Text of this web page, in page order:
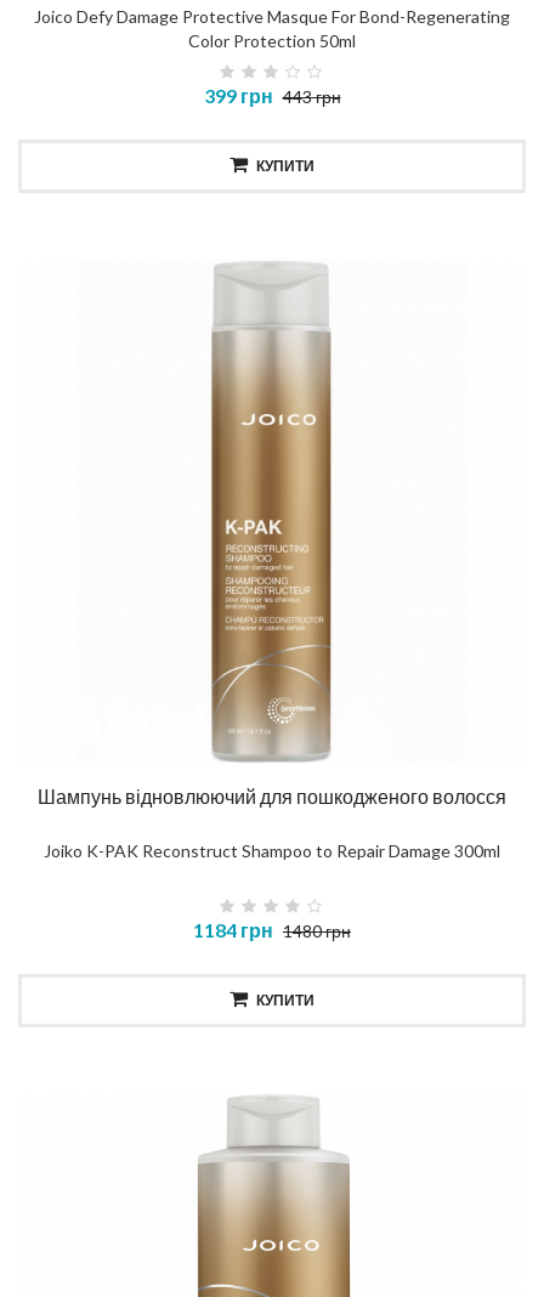
Joico Defy Damage Protective Masque For Bond-Regenerating
Color Protection 50ml
399 грн 443 грн
КУПИТИ
Шампунь відновлюючий для пошкодженого волосся
Joiko K-PAK Reconstruct Shampoo to Repair Damage 300ml
1184 грн 1480 грн
КУПИТИ